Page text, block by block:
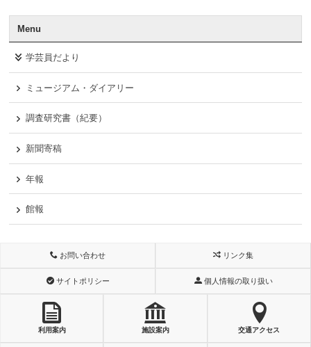
Menu
学芸員だより
ミュージアム・ダイアリー
調査研究書（紀要）
新聞寄稿
年報
館報
お問い合わせ リンク集
サイトポリシー 個人情報の取り扱い
利用案内 施設案内 交通アクセス